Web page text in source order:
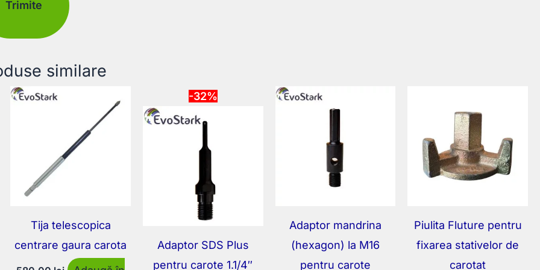
similare
Tija telescopica
centrare gaura carota
-32%
Adaptor SDS Plus
pentru carote 1.1/4″
Adaptor mandrina
(hexagon) la M16
pentru carote
Piulita Fluture pentru
fixarea stativelor de
carotat